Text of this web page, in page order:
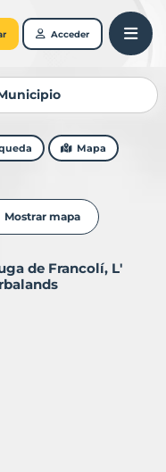
Acceder
Mapa
mapa
de Francolí, L'